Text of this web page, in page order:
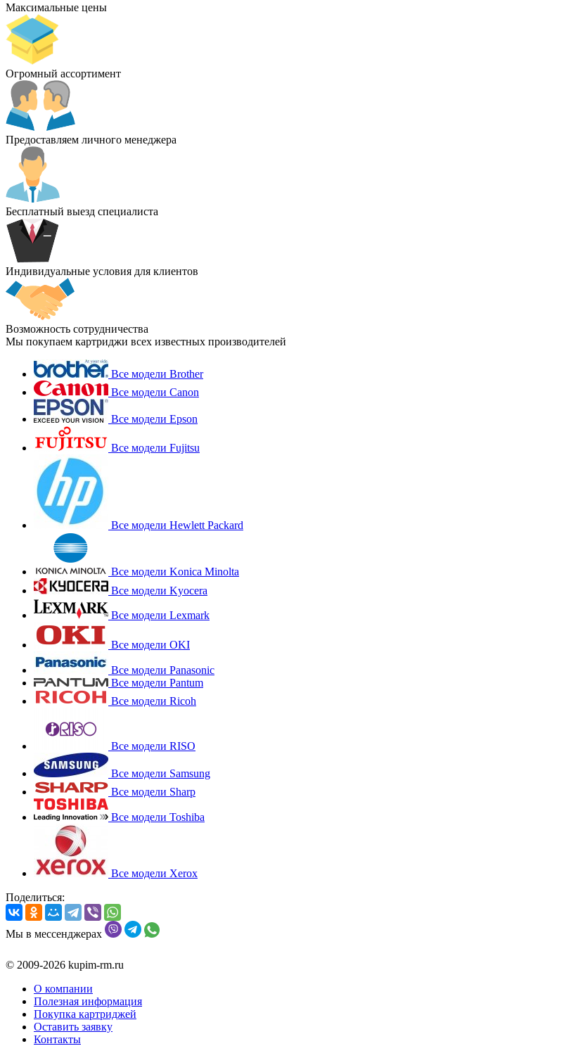
Максимальные цены
Огромный ассортимент
Предоставляем личного менеджера
Бесплатный выезд специалиста
Индивидуальные условия для клиентов
Возможность сотрудничества
Мы покупаем картриджи всех известных производителей
Все модели Brother
Все модели Canon
Все модели Epson
Все модели Fujitsu
Все модели Hewlett Packard
Все модели Konica Minolta
Все модели Kyocera
Все модели Lexmark
Все модели OKI
Все модели Panasonic
Все модели Pantum
Все модели Ricoh
Все модели RISO
Все модели Samsung
Все модели Sharp
Все модели Toshiba
Все модели Xerox
Поделиться:
Мы в мессенджерах
© 2009-2026 kupim-rm.ru
О компании
Полезная информация
Покупка картриджей
Оставить заявку
Контакты